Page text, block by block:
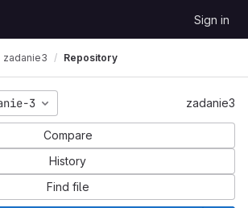
Sign in
zadanie3 Repository
3 zadanie3
Compare
History
Find file